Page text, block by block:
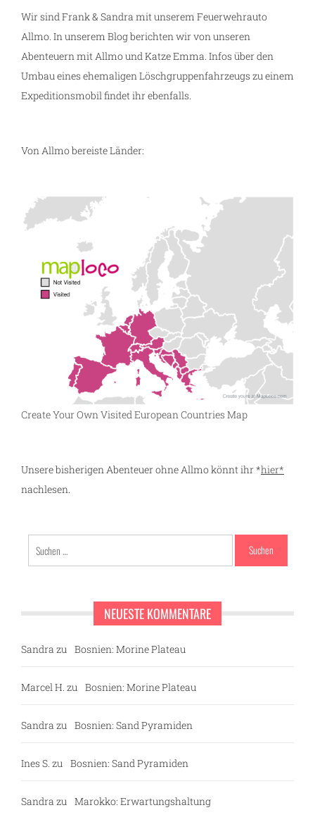
Wir sind Frank & Sandra mit unserem Feuerwehrauto
Allmo. In unserem Blog berichten wir von unseren
Abenteuern mit Allmo und Katze Emma. Infos über den
Umbau eines ehemaligen Löschgruppenfahrzeugs zu einem
Expeditionsmobil findet ihr ebenfalls.
Von Allmo bereiste Länder:
Create Your Own Visited European Countries Map
Unsere bisherigen Abenteuer ohne Allmo könnt ihr *hier*
nachlesen.
nach:
NEUESTE KOMMENTARE
Sandra zu Bosnien: Morine Plateau
Marcel H. zu Bosnien: Morine Plateau
Sandra zu Bosnien: Sand Pyramiden
Ines S. zu Bosnien: Sand Pyramiden
Sandra zu Marokko: Erwartungshaltung